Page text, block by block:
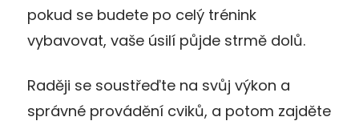
pokud se budete po celý trénink
vybavovat, vaše úsilí půjde strmě dolů.
Raději se soustřeďte na svůj výkon a
správné provádění cviků, a potom zajděte